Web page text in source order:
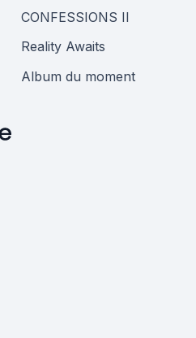
CONFESSIONS II
Reality Awaits
Album du moment